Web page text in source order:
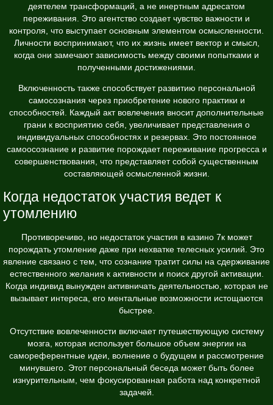
деятелем трансформаций, а не инертным адресатом
переживания. Это агентство создает чувство важности и
контроля, что выступает основным элементом осмысленности.
Личности воспринимают, что их жизнь имеет вектор и смысл,
когда они замечают зависимость между своими попытками и
полученными достижениями.
Включенность также способствует развитию персональной
самосознания через приобретение нового практики и
способностей. Каждый акт вовлечения вносит дополнительные
грани к восприятию себя, увеличивает представления о
индивидуальных способностях и резервах. Это постоянное
самоосознание и развитие порождает переживание прогресса и
совершенствования, что представляет собой существенным
составляющей осмысленной жизни.
Когда недостаток участия ведет к
утомлению
Противоречиво, но недостаток участия в казино 7к может
порождать утомление даже при нехватке телесных усилий. Это
явление связано с тем, что сознание тратит силы на сдерживание
естественного желания к активности и поиск другой активации.
Когда индивид вынужден активничать деятельностью, которая не
вызывает интереса, его ментальные возможности истощаются
быстрее.
Отсутствие вовлеченности включает путешествующую систему
мозга, которая использует большое объем энергии на
самореферентные идеи, волнение о будущем и рассмотрение
минувшего. Этот персональный беседа может быть более
изнурительным, чем фокусированная работа над конкретной
задачей.